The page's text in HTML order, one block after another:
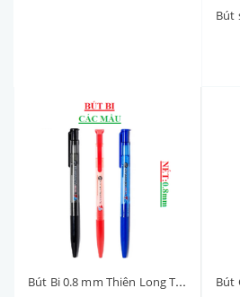
Bút Bi 0.8 mm Thiên Long TL023